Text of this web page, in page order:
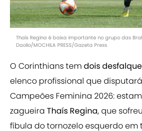
Thaís Regina é baixa importante no grupo das
Daolio/MOCHILA PRESS/Gazeta Press
O Corinthians temdois
elenco profissional que
Campeões Feminina 2026:
zagueira Thaís Regina, que
fíbula do tornozelo esquerdo